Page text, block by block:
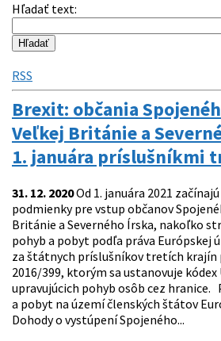
Hľadať text:
RSS
Brexit: občania
Veľkej Británie a
1. januára príslušníkmi
31. 12. 2020Od 1. januára 2021
podmienky pre vstup občanov
Británie a Severného Írska, nakoľko
pohyb a pobyt podľa práva Európskej
za štátnych príslušníkov tretích krajín
2016/399, ktorým sa ustanovuje kódex
upravujúcich pohyb osôb cez hranice.
a pobyt na území členských štátov
Dohody o vystúpení Spojeného...